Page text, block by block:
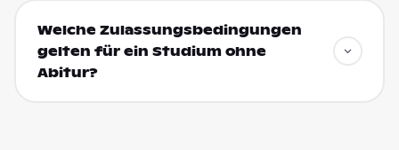
Welche Zulassungsbedingungen
gelten für ein Studium ohne
Abitur?